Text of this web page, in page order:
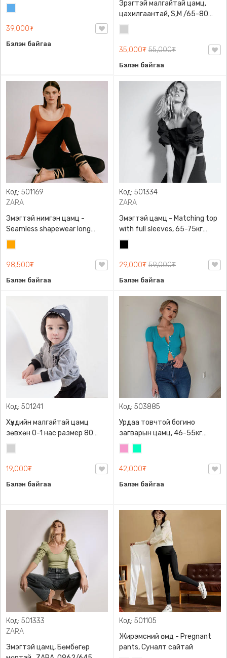
39,000₮
Бэлэн байгаа
Эрэгтэй малгайтай цамц,
цахилгаантай, S,M /65-80
кг/, H&M, 0852614006,
Даавуу
35,000₮ 55,000₮
Бэлэн байгаа
Код: 501169
ZARA
Эмэгтэй нимгэн цамц -
Seamless shapewear long
sleeve t-shirt, 40-60кг жинд
таарна, ZARA, 8779/458/615,
Урт ханцуйтай
98,500₮
Бэлэн байгаа
Код: 501334
ZARA
Эмэгтэй цамц - Matching top
with full sleeves, 65-75кг
жинд таарна, ZARA,
0962/642/800, Задгай
энгэртэй, Урт ханцуйтай,
29,000₮ 59,000₮
Бэлэн байгаа
Код: 501241
Хүүхдийн малгайтай цамц
зөвхөн 0-1 нас размер 80
сонголттой
19,000₮
Бэлэн байгаа
Код: 503885
Урдаа товчтой богино
загварын цамц, 46-55кг
жинд таарна
42,000₮
Бэлэн байгаа
Код: 501333
ZARA
Эмэгтэй цамц, Бөмбөгөр
Код: 501105
Жирэмсний өмд - Pregnant
pants, Суналт сайтай